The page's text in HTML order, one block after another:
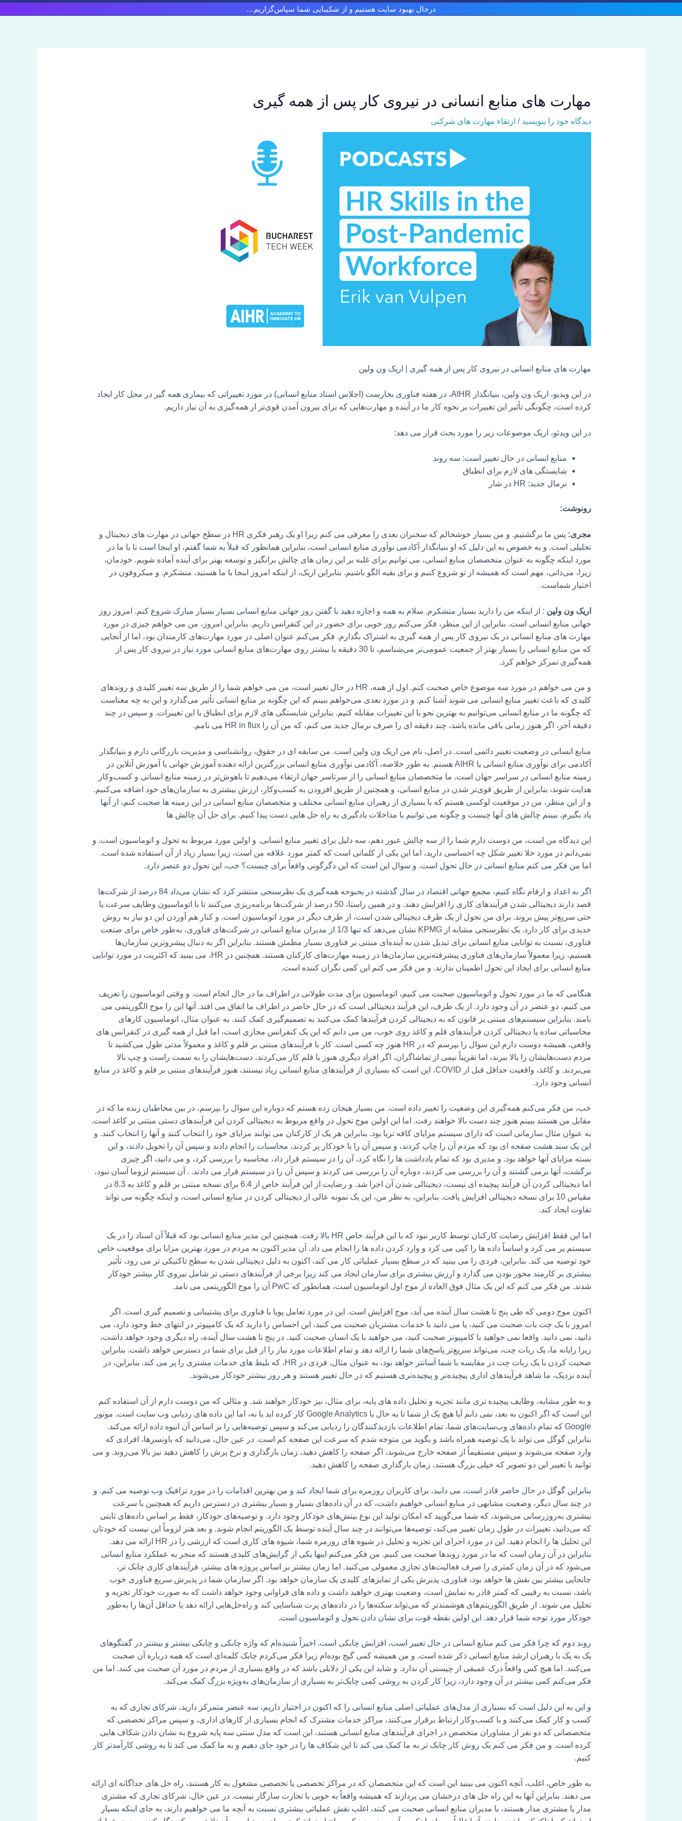
به
درحال بهبود سایت هستیم و از شکیبایی شما سپاس‌گزاریم…
مهارت های منابع انسانی در نیروی کار پس از همه گیری
دیدگاه‌ خود را بنویسید / ارتقاء مهارت های شرکتی
مهارت های منابع انسانی در نیروی کار پس از همه گیری | اریک ون ولپن
در این ویدیو، اریک ون ولپن، بنیانگذار AIHR، در هفته فناوری بخارست (اجلاس استاد منابع انسانی) در مورد تغییراتی که بیماری همه گیر در محل کار ایجاد
کرده است، چگونگی تأثیر این تغییرات بر نحوه کار ما در آینده و مهارت‌هایی که برای بیرون آمدن قوی‌تر از همه‌گیری به آن نیاز داریم.
در این ویدئو، اریک موضوعات زیر را مورد بحث قرار می دهد:
منابع انسانی در حال تغییر است: سه روند
شایستگی های لازم برای انطباق
نرمال جدید: HR در شار
رونوشت:
مجری:
پس ما برگشتیم. و من بسیار خوشحالم که سخنران بعدی را معرفی می کنم زیرا او یک رهبر فکری HR در سطح جهانی در مهارت های دیجیتال و
تحلیلی است. و به خصوص به این دلیل که او بنیانگذار آکادمی نوآوری منابع انسانی است، بنابراین همانطور که قبلاً به شما گفتم، او اینجا است تا با ما در
مورد اینکه چگونه به عنوان متخصصان منابع انسانی، می توانیم برای غلبه بر این زمان های چالش برانگیز و توسعه بهتر برای آینده آماده شویم. خودمان،
زیرا، می‌دانی، مهم است که همیشه از تو شروع کنیم و برای بقیه الگو باشیم. بنابراین اریک، از اینکه امروز اینجا با ما هستید، متشکرم. و میکروفون در
اختیار شماست.
اریک ون ولپن : از اینکه من را دارید بسیار متشکرم. سلام به همه و اجازه دهید با گفتن روز جهانی منابع انسانی بسیار بسیار مبارک شروع کنم. امروز روز
جهانی منابع انسانی است. بنابراین از این منظر، فکر می‌کنم روز خوبی برای حضور در این کنفرانس داریم. بنابراین امروز، من می خواهم چیزی در مورد
مهارت های منابع انسانی در یک نیروی کار پس از همه گیری به اشتراک بگذارم. فکر می‌کنم عنوان اصلی در مورد مهارت‌های کارمندان بود، اما از آنجایی
که من منابع انسانی را بسیار بهتر از جمعیت عمومی‌تر می‌شناسم، تا 30 دقیقه یا بیشتر روی مهارت‌های منابع انسانی مورد نیاز در نیروی کار پس از
همه‌گیری تمرکز خواهم کرد.
و من می خواهم در مورد سه موضوع خاص صحبت کنم. اول از همه، HR در حال تغییر است، من می خواهم شما را از طریق سه تغییر کلیدی و روندهای
کلیدی که باعث تغییر منابع انسانی می شوند آشنا کنم. و در مورد بعدی می‌خواهم ببینم که این چگونه بر منابع انسانی تأثیر می‌گذارد و این به چه معناست
که چگونه ما در منابع انسانی می‌توانیم به بهترین نحو با این تغییرات مقابله کنیم. بنابراین شایستگی های لازم برای انطباق با این تغییرات. و سپس در چند
دقیقه آخر، اگر هنوز زمانی باقی مانده باشد، چند دقیقه ای را صرف نرمال جدید می کنم، که من آن را HR in flux می نامم.
منابع انسانی در وضعیت تغییر دائمی است. در اصل، نام من اریک ون ولپن است. من سابقه ای در حقوق، روانشناسی و مدیریت بازرگانی دارم و بنیانگذار
آکادمی برای نوآوری منابع انسانی یا AIHR هستم. به طور خلاصه، آکادمی نوآوری منابع انسانی بزرگترین ارائه دهنده آموزش جهانی یا آموزش آنلاین در
زمینه منابع انسانی در سراسر جهان است. ما متخصصان منابع انسانی را از سرتاسر جهان ارتقاء می‌دهیم تا باهوش‌تر در زمینه منابع انسانی و کسب‌وکار
هدایت شوند، بنابراین از طریق قوی‌تر شدن در منابع انسانی، و همچنین از طریق افزودن به کسب‌وکار، ارزش بیشتری به سازمان‌های خود اضافه می‌کنیم.
و از این منظر، من در موقعیت لوکسی هستم که با بسیاری از رهبران منابع انسانی مختلف و متخصصان منابع انسانی در این زمینه ها صحبت کنم، از آنها
یاد بگیرم، ببینم چالش های آنها چیست و چگونه می توانیم با مداخلات یادگیری به راه حل هایی دست پیدا کنیم. برای حل آن چالش ها
این دیدگاه من است، من دوست دارم شما را از سه چالش عبور دهم، سه دلیل برای تغییر منابع انسانی. و اولین مورد مربوط به تحول و اتوماسیون است. و
نمی‌دانم در مورد خلا تغییر شکل چه احساسی دارید، اما این یکی از کلماتی است که کمتر مورد علاقه من است، زیرا بسیار زیاد از آن استفاده شده است.
اما من فکر می کنم منابع انسانی در حال تحول است. و سوال این است که این دگرگونی واقعاً برای چیست؟ خب، این تحول دو عنصر دارد.
اگر به اعداد و ارقام نگاه کنیم، مجمع جهانی اقتصاد در سال گذشته در بحبوحه همه‌گیری یک نظرسنجی منتشر کرد که نشان می‌داد 84 درصد از شرکت‌ها
قصد دارند دیجیتالی شدن فرآیندهای کاری را افزایش دهند. و در همین راستا، 50 درصد از شرکت‌ها برنامه‌ریزی می‌کنند تا با اتوماسیون وظایف سرعت یا
حتی سریع‌تر پیش بروند. برای من تحول از یک طرف دیجیتالی شدن است، از طرف دیگر در مورد اتوماسیون است. و کنار هم آوردن این دو نیاز به روش
جدیدی برای کار دارد. یک نظرسنجی مشابه از KPMG نشان می‌دهد که تنها 1/3 از مدیران منابع انسانی در شرکت‌های فناوری، به‌طور خاص برای صنعت
فناوری، نسبت به توانایی منابع انسانی برای تبدیل شدن به آینده‌ای مبتنی بر فناوری بسیار مطمئن هستند. بنابراین اگر به دنبال پیشروترین سازمان‌ها
هستیم، زیرا معمولاً سازمان‌های فناوری پیشرفته‌ترین سازمان‌ها در زمینه مهارت‌های کارکنان هستند. همچنین در HR، می بینید که اکثریت در مورد توانایی
منابع انسانی برای ایجاد این تحول اطمینان ندارند. و من فکر می کنم این کمی نگران کننده است.
هنگامی که ما در مورد تحول و اتوماسیون صحبت می کنیم، اتوماسیون برای مدت طولانی در اطراف ما در حال انجام است. و وقتی اتوماسیون را تعریف
می کنیم، دو عنصر در آن وجود دارد. از یک طرف، این فرآیند دیجیتالی است که در حال حاضر در اطراف ما اتفاق می افتد. آنها این را موج الگوریتمی می
نامند. بنابراین سیستم‌های مبتنی بر قانون که به دیجیتالی کردن فرآیندها کمک می‌کنند به تصمیم‌گیری کمک کنند. به عنوان مثال، اتوماسیون کارهای
محاسباتی ساده یا دیجیتالی کردن فرآیندهای قلم و کاغذ روی خوب، من می دانم که این یک کنفرانس مجازی است، اما قبل از همه گیری در کنفرانس های
واقعی، همیشه دوست دارم این سوال را بپرسم که در HR هنوز چه کسی است. کار با فرآیندهای مبتنی بر قلم و کاغذ و معمولاً مدتی طول می‌کشید تا
مردم دست‌هایشان را بالا ببرند، اما تقریباً نیمی از تماشاگران، اگر افراد دیگری هنوز با قلم کار می‌کردند، دست‌هایشان را به سمت راست و چپ بالا
می‌بردند. و کاغذ، واقعیت حداقل قبل از COVID، این است که بسیاری از فرآیندهای منابع انسانی زیاد نیستند، هنوز فرآیندهای مبتنی بر قلم و کاغذ در منابع
انسانی وجود دارد.
خب، من فکر می‌کنم همه‌گیری این وضعیت را تغییر داده است. من بسیار هیجان زده هستم که دوباره این سوال را بپرسم، در بین مخاطبان زنده ما که در
مقابل من هستند ببینم هنوز چند دست بالا خواهند رفت. اما این اولین موج تحول در واقع مربوط به دیجیتالی کردن این فرآیندهای دستی مبتنی بر کاغذ است.
به عنوان مثال سازمانی است که دارای سیستم مزایای کافه تریا بود. بنابراین هر یک از کارکنان می توانند مزایای خود را انتخاب کنند و آنها را انتخاب کنند. و
این یک سند هشت صفحه ای بود که مردم آن را چاپ کردند، و سپس آن را با خودکار پر کردند، محاسبات را انجام دادند و سپس آن را تحویل دادند، و این
بسته مزایای آنها خواهد بود. و مدیری بود که تمام یادداشت ها را نگاه کرد، آن را در سیستم قرار داد، محاسبه را بررسی کرد، و می دانید، اگر چیزی
برگشت، آنها برمی گشتند و آن را بررسی می کردند، دوباره آن را بررسی می کردند و سپس آن را در سیستم قرار می دادند. . آن سیستم لزوما آسان نبود،
اما دیجیتالی کردن آن فرآیند پیچیده ای نیست، دیجیتالی شدن آن اجرا شد. و رضایت از این فرآیند خاص از 6.4 برای نسخه مبتنی بر قلم و کاغذ به 8.3 در
مقیاس 10 برای نسخه دیجیتالی افزایش یافت. بنابراین، به نظر من، این یک نمونه عالی از دیجیتالی کردن در منابع انسانی است، و اینکه چگونه می تواند
تفاوت ایجاد کند.
اما این فقط افزایش رضایت كاركنان توسط كاربر نبود كه با این فرآیند خاص HR بالا رفت. همچنین این مدیر منابع انسانی بود که قبلاً آن اسناد را در یک
سیستم پر می کرد و اساساً داده ها را کپی می کرد و وارد کردن داده ها را انجام می داد. آن مدیر اکنون به مردم در مورد بهترین مزایا برای موقعیت خاص
خود توصیه می کند. بنابراین، فردی را می بینید که در سطح بسیار عملیاتی کار می کند، اکنون به دلیل دیجیتالی شدن به سطح تاکتیکی تر می رود، تأثیر
بیشتری بر کارمند محور بودن می گذارد و ارزش بیشتری برای سازمان ایجاد می کند زیرا برخی از فرآیندهای دستی تر شامل نیروی کار بیشتر خودکار
شدند. من فکر می کنم که این یک مثال فوق العاده از موج اول اتوماسیون است، همانطور که PwC آن را موج الگوریتمی می نامد.
اکنون موج دومی که طی پنج تا هشت سال آینده می آید، موج افزایش است. این در مورد تعامل پویا با فناوری برای پشتیبانی و تصمیم گیری است. اگر
امروز با یک چت بات صحبت می کنید، یا می دانید با خدمات مشتریان صحبت می کنید، این احساس را دارید که یک کامپیوتر در انتهای خط وجود دارد، می
دانید، نمی دانید. واقعا نمی خواهید با کامپیوتر صحبت کنید، می خواهید با یک انسان صحبت کنید. در پنج تا هشت سال آینده، راه دیگری وجود خواهد داشت،
زیرا رایانه ما، یک ربات چت، می‌تواند سریع‌تر پاسخ‌های شما را ارائه دهد و تمام اطلاعات مورد نیاز را از قبل برای شما در دسترس خواهد داشت. بنابراین
صحبت کردن با یک ربات چت در مقایسه با شما آسانتر خواهد بود، به عنوان مثال، فردی در HR، که بلیط های خدمات مشتری را پر می کند. بنابراین، در
آینده نزدیک، ما شاهد فرآیندهای اداری پیچیده‌تر و پیچیده‌تری هستیم که در حال تغییر هستند و هر روز بیشتر خودکار می‌شوند.
و به طور مشابه، وظایف پیچیده تری مانند تجزیه و تحلیل داده های پایه، برای مثال، نیز خودکار خواهند شد. و مثالی که من دوست دارم از آن استفاده کنم
این است که اگر اکنون به بعد، نمی دانم آیا هیچ یک از شما تا به حال با Google Analytics کار کرده اید یا نه، اما این داده های ردیابی وب سایت است. موتور
Google که تمام داده‌های وب‌سایت‌های شما، تمام اطلاعات بازدیدکنندگان را ردیابی می‌کند و سپس توصیه‌هایی را بر اساس آن انبوه داده ارائه می‌کند.
بنابراین گوگل می تواند با یک توصیه همراه باشد و بگوید من متوجه شدم که سرعت این صفحه کم است. در عین حال، می‌دانید که باونسرها، افرادی که
وارد صفحه می‌شوند و سپس مستقیماً از صفحه خارج می‌شوند، اگر صفحه را کاهش دهید، زمان بارگذاری و نرخ پرش را کاهش دهید نیز بالا می‌روند. و می
توانید با تغییر این دو تصویر که خیلی بزرگ هستند، زمان بارگذاری صفحه را کاهش دهید.
بنابراین گوگل در حال حاضر قادر است، می دانید، برای کاربران روزمره برای شما ایجاد کند و من بهترین اقدامات را در مورد ترافیک وب توصیه می کنم. و
در چند سال دیگر، وضعیت مشابهی در منابع انسانی خواهیم داشت، که در آن داده‌های بسیار و بسیار بیشتری در دسترس داریم که همچنین با سرعت
بیشتری به‌روزرسانی می‌شوند، که شما می‌گویید که امکان تولید این نوع بینش‌های خودکار وجود دارد. و توصیه‌های خودکار، فقط بر اساس داده‌های ثابتی
که می‌دانید، تغییرات در طول زمان تغییر می‌کند، توصیه‌ها می‌توانند در چند سال آینده توسط یک الگوریتم انجام شوند. و بعد هنر لزوماً این نیست که خودتان
این تحلیل ها را انجام دهید. این در مورد اجرای این تجزیه و تحلیل در شیوه های روزمره شما، شیوه های کاری است که ارزشی را در HR ارائه می دهد.
بنابراین در آن زمان است که ما در مورد روندها صحبت می کنیم. من فکر می‌کنم اینها یکی از گرایش‌های کلیدی هستند که منجر به عملکرد منابع انسانی
می‌شود که در آن زمان کمتری را صرف فعالیت‌های تجاری معمولی می‌کنید. اما زمان بیشتر بر اساس پروژه های بیشتر، فرآیندهای کاری چابک تر،
جابجایی بیشتر بین نقش ها خواهد بود، فناوری، پذیرش یکی از تمایزهای کلیدی یک سازمان خواهد بود. اگر سازمان شما در پذیرش سریع فناوری خوب
باشد، نسبت به رقیبی که کمتر قادر به نمایش است، وضعیت بهتری خواهید داشت و داده های فراوانی وجود خواهد داشت که به صورت خودکار تجزیه و
تحلیل می شوند. از طریق الگوریتم‌های هوشمندتر که می‌تواند سکته‌ها را در داده‌های پرت شناسایی کند و راه‌حل‌هایی ارائه دهد یا حداقل آن‌ها را به‌طور
خودکار مورد توجه شما قرار دهد. این اولین نقطه قوت برای نشان دادن تحول و اتوماسیون است.
روند دوم که چرا فکر می کنم منابع انسانی در حال تغییر است، افزایش چابکی است. اخیراً شنیده‌ام که واژه چابکی و چابکی بیشتر و بیشتر در گفتگوهای
یک به یک با رهبران ارشد منابع انسانی ذکر شده است. و من همیشه کمی گیج بوده‌ام زیرا فکر می‌کردم چابک کلمه‌ای است که همه درباره آن صحبت
می‌کنند. اما هیچ کس واقعاً درک عمیقی از چیستی آن ندارد. و شاید این یکی از دلایلی باشد که در واقع بسیاری از مردم در مورد آن صحبت می کنند. اما من
فکر می‌کنم کمی بیشتر در آن وجود دارد، زیرا کار کردن به روشی کمی چابک‌تر به بسیاری از سازمان‌های به‌ویژه بزرگ کمک می‌کند.
و این به این دلیل است که بسیاری از مدل‌های عملیاتی اصلی منابع انسانی را که اکنون در اختیار داریم، سه عنصر متمرکز دارید، شرکای تجاری که به
کسب و کار کمک می‌کنند و با کسب‌وکار ارتباط برقرار می‌کنند، مراکز خدمات مشترک که انجام بسیاری از کارهای اداری، و سپس مراکز تخصصی که
متخصصانی که دو نفر از مشاوران متخصص در اجرای فرآیندهای منابع انسانی هستند، این است که مدل سنتی سه پایه شروع به نشان دادن شکاف هایی
کرده است. و من فکر می کنم یک روش کار چابک تر به ما کمک می کند تا این شکاف ها را در خود جای دهیم و به ما کمک می کند تا به روشی کارآمدتر کار
کنیم.
به طور خاص، اغلب، آنچه اکنون می بینید این است که این متخصصان که در مراکز تخصصی یا تخصصی مشغول به کار هستند، راه حل های جداگانه ای ارائه
می دهند. بنابراین آنها به این راه حل های درخشان می پردازند که همیشه واقعاً به خوبی با تجارت سازگار نیست. در عین حال، شرکای تجاری که مشتری
مدار یا مشتری مدار هستند، با مدیران منابع انسانی صحبت می کنند، اغلب نقش عملیاتی بیشتری نسبت به آنچه ما می خواهیم دارند، به جای اینکه بسیار